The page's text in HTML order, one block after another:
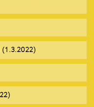
(1.3.2022)